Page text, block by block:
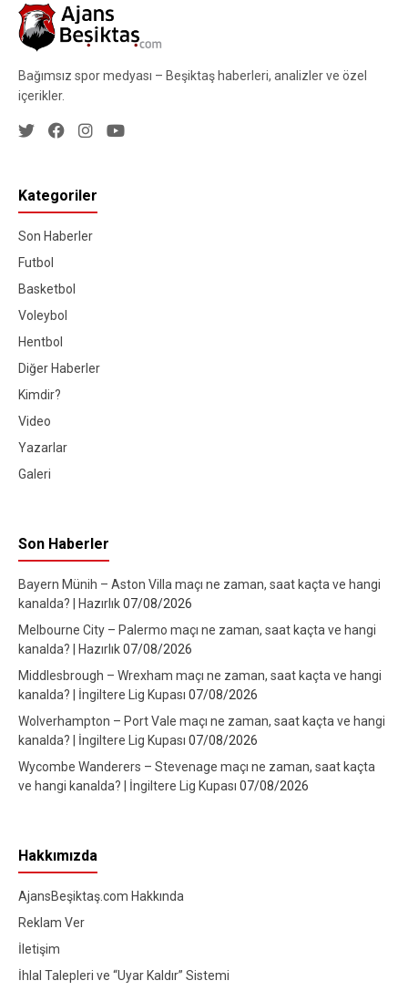
Bağımsız spor medyası – Beşiktaş haberleri, analizler ve özel
içerikler.
Kategoriler
Son Haberler
Futbol
Basketbol
Voleybol
Hentbol
Diğer Haberler
Kimdir?
Video
Yazarlar
Galeri
Son Haberler
Bayern Münih – Aston Villa maçı ne zaman, saat kaçta ve hangi
kanalda? | Hazırlık07/08/2026
Melbourne City – Palermo maçı ne zaman, saat kaçta ve hangi
kanalda? | Hazırlık07/08/2026
Middlesbrough – Wrexham maçı ne zaman, saat kaçta ve hangi
kanalda? | İngiltere Lig Kupası 07/08/2026
Wolverhampton – Port Vale maçı ne zaman, saat kaçta ve hangi
kanalda? | İngiltere Lig Kupası 07/08/2026
Wycombe Wanderers – Stevenage maçı ne zaman, saat kaçta
ve hangi kanalda? | İngiltere Lig Kupası 07/08/2026
Hakkımızda
AjansBeşiktaş.com Hakkında
Reklam Ver
İletişim
İhlal Talepleri ve “Uyar Kaldır” Sistemi